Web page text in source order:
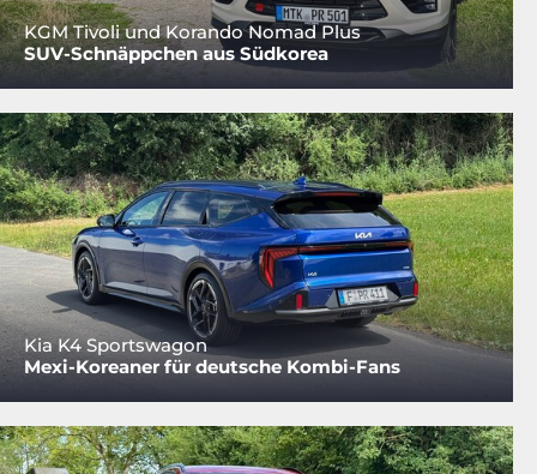
KGM Tivoli und Korando Nomad Plus
SUV-Schnäppchen aus Südkorea
Kia K4 Sportswagon
Mexi-Koreaner für deutsche Kombi-Fans